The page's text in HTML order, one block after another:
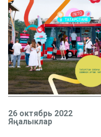
26 октябрь 2022
Яңалыклар